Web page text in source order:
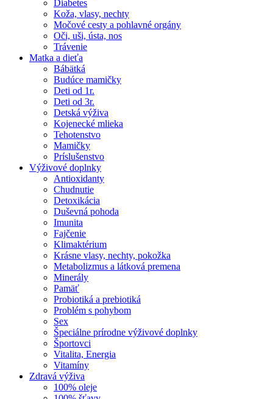
Diabetes
Koža, vlasy, nechty
Močové cesty a pohlavné orgány
Oči, uši, ústa, nos
Trávenie
Matka a dieťa
Bábätká
Budúce mamičky
Deti od 1r.
Deti od 3r.
Detská výživa
Kojenecké mlieka
Tehotenstvo
Mamičky
Príslušenstvo
Výživové doplnky
Antioxidanty
Chudnutie
Detoxikácia
Duševná pohoda
Imunita
Fajčenie
Klimaktérium
Krásne vlasy, nechty, pokožka
Metabolizmus a látková premena
Minerály
Pamäť
Probiotiká a prebiotiká
Problém s pohybom
Sex
Špeciálne prírodne výživové doplnky
Športovci
Vitalita, Energia
Vitamíny
Zdravá výživa
100% oleje